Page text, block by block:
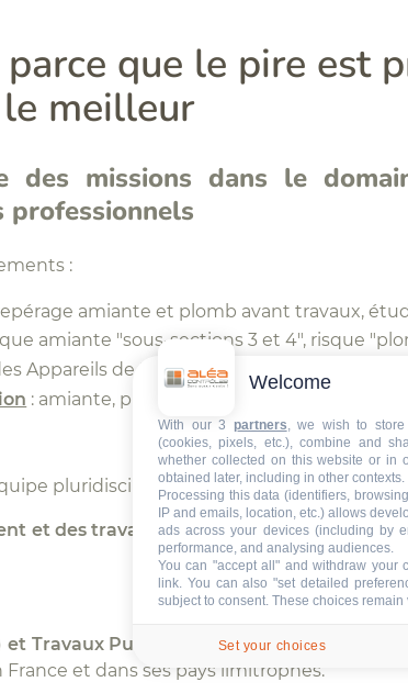
que le pire est
meilleur
des missions dans le
professionnels
:
amiante et plomb avant travaux,
amiante "sous-sections 3 et 4", risque
Appareils de Protection Respiratoire
: amiante, plomb, HAP, FCR, ...
pluridisciplinaire composée
et des travaux publics(amiante, plomb,
Travaux Publics, PME, TPE, Organismes
et dans ses pays limitrophes.
Welcome
With our 3 partners, we wish to store
(cookies, pixels, etc.), combine and
whether collected on this website or in
obtained later, including in other contexts.
Processing this data (identifiers,
IP and emails, location, etc.) allows
ads across your devices (including by
performance, and analysing audiences.
You can "accept all" and withdraw your
link. You can also "set detailed
subject to consent. These choices remain
Set your choices